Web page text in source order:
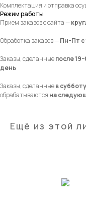
Комплектация и отправка
Режим работы
Прием заказов с сайта —
Обработка заказов —Пн-Пт с
Заказы, сделанныепосле
день
Заказы, сделанныев
обрабатываются на
Ещё из этой